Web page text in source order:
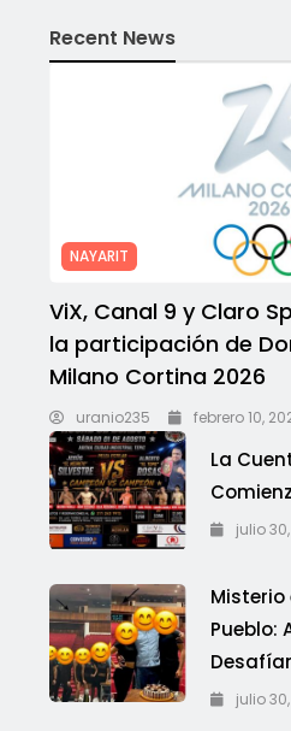
Recent News
NAYARIT
ViX, Canal 9 y Claro
la participación de
Milano Cortina 2026
uranio235 febrero 10,
La
julio
Misterio
Pueblo:
julio